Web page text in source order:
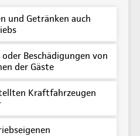
und Getränken auch
Beschädigungen von
der Gäste
Kraftfahrzeugen